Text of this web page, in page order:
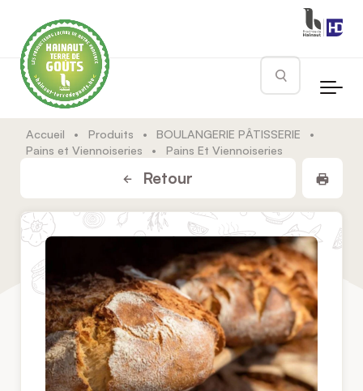
Rechercher
Accueil • Produits • BOULANGERIE PÂTISSERIE
•
Pains et Viennoiseries
• Pains Et Viennoiseries
Retour